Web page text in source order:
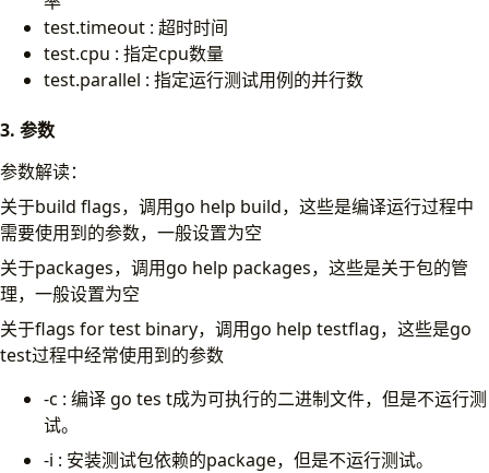
test.timeout : 超时时间
test.cpu : 指定cpu数量
test.parallel : 指定运行测试用例的并行数
3. 参数
参数解读：
关于build flags，调用go help build，这些是编译运行过程中
需要使用到的参数，一般设置为空
关于packages，调用go help packages，这些是关于包的管
理，一般设置为空
关于flags for test binary，调用go help testflag，这些是go
test过程中经常使用到的参数
-c : 编译 go tes t成为可执行的二进制文件，但是不运行测
试。
-i : 安装测试包依赖的package，但是不运行测试。